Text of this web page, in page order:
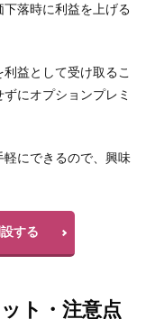
下落時に利益を上げる
益として受け取るこ
にオプションプレミ
にできるので、興味
する
ト・注意点